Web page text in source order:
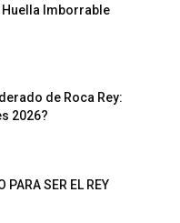
Imborrable
de Roca Rey:
2026?
PARA SER EL REY